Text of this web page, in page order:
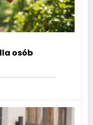
osób